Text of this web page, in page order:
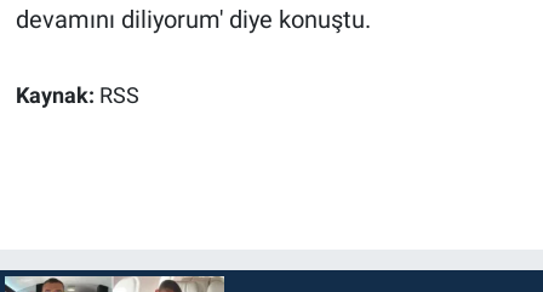
devamını diliyorum' diye konuştu.
Kaynak: RSS